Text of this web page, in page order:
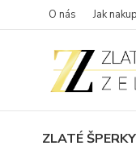
O nás Jak
ZLATÉ ŠPERKY